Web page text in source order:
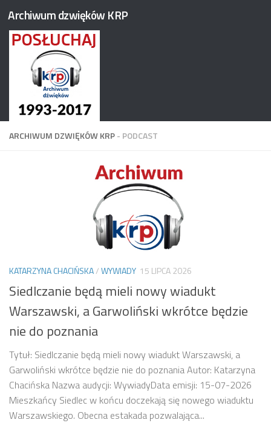
Przejdź do treści
Archiwum dzwięków KRP
ARCHIWUM DZWIĘKÓW KRP- PODCAST
KATARZYNA CHACIŃSKA/WYWIADY 15 LIPCA 2026
Siedlczanie będą mieli nowy wiadukt
Warszawski, a Garwoliński wkrótce będzie
nie do poznania
Tytuł: Siedlczanie będą mieli nowy wiadukt Warszawski, a
Garwoliński wkrótce będzie nie do poznania Autor: Katarzyna
Chacińska Nazwa audycji: WywiadyData emisji: 15-07-2026
Mieszkańcy Siedlec w końcu doczekają się nowego wiaduktu
Warszawskiego. Obecna estakada pozwalająca...